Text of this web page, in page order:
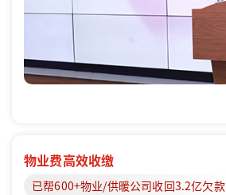
物业费高效收缴
已帮600+物业/供暖公司收回3.2亿欠款